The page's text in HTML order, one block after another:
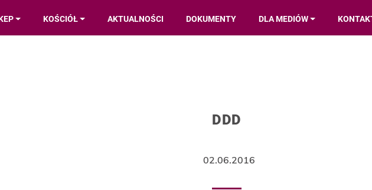
KOŚCIÓŁ AKTUALNOŚCI DOKUMENTY DLA MEDIÓW
DDD
02.06.2016